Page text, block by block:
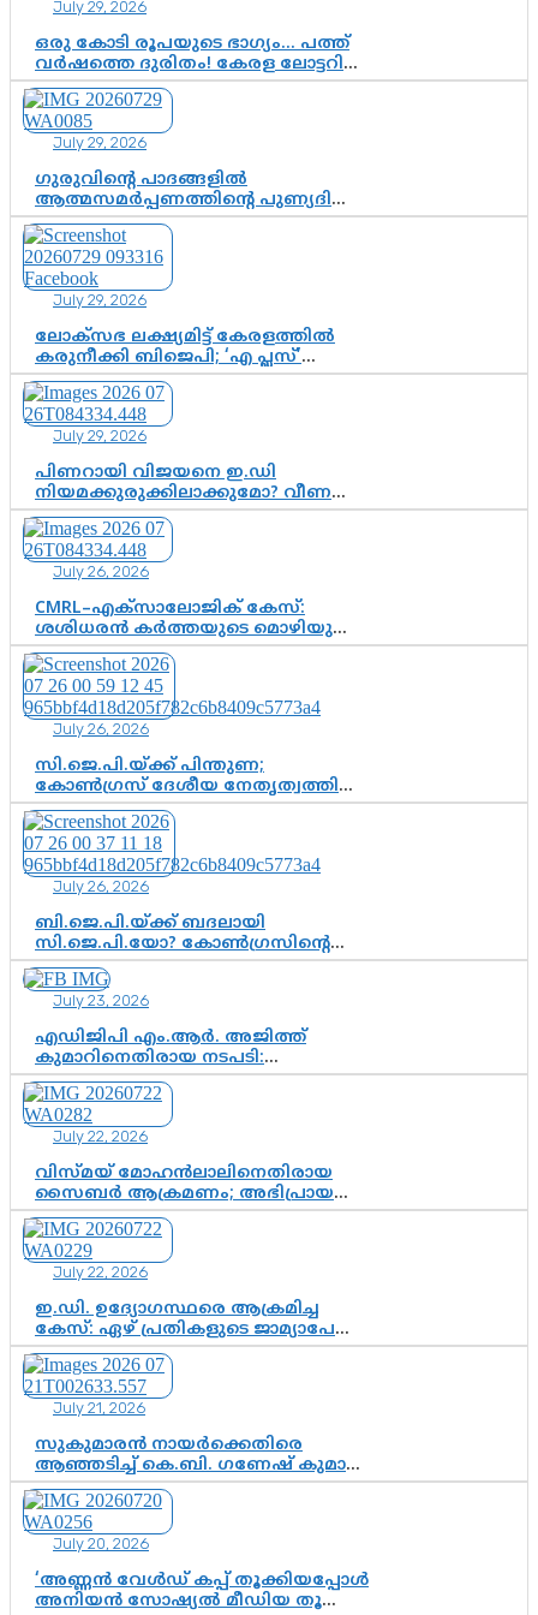
July 29, 2026
ഒരു കോടി രൂപയുടെ ഭാഗ്യം… പത്ത്
വർഷത്തെ ദുരിതം! കേരള ലോട്ടറി
സംവിധാനത്തെ ചോദ്യം ചെയ്ത്
കോയയുടെ പോരാട്ടം
July 29, 2026
ഗുരുവിന്റെ പാദങ്ങളിൽ
ആത്മസമർപ്പണത്തിന്റെ പുണ്യദിനം;
മാതാ അമൃതാനന്ദമയി മഠത്തിൽ
ഭക്തിസാന്ദ്രമായി ഗുരുപൂർണിമ
ആഘോഷം
July 29, 2026
ലോക്സഭ ലക്ഷ്യമിട്ട് കേരളത്തിൽ
കരുനീക്കി ബിജെപി; ‘എ പ്ലസ്’
മണ്ഡലങ്ങളിൽ പ്രമുഖരെ ഇറക്കി
കേന്ദ്രനേതൃത്വം, തിരുവനന്തപുരത്ത്
രാജീവ് ചന്ദ്രശേഖർ, ആറ്റിങ്ങലിൽ
കെ. സുരേന്ദ്രൻ; ആലപ്പുഴയിൽ
ശോഭാ സുരേന്ദ്രൻ..
July 29, 2026
പിണറായി വിജയനെ ഇ.ഡി
നിയമക്കുരുക്കിലാക്കുമോ? വീണ
വിജയൻ മാപ്പുസാക്ഷിയാകുമോ?
കർത്തയുടെ മൊഴി നിർണായക
വഴിത്തിരിവാകുമോ?
July 26, 2026
CMRL–എക്‌സാലോജിക് കേസ്:
ശശിധരൻ കർത്തയുടെ മൊഴിയുടെ
അടിസ്ഥാനത്തിൽ പിണറായി
വിജയനെ ചോദ്യം ചെയ്യുന്നതിൽ ഉടൻ
തീരുമാനം; വീണയ്‌ക്കെതിരെ
കൂടുതൽ തെളിവുകൾ പരിശോധിച്ച്
ഇഡി
July 26, 2026
സി.ജെ.പി.യ്ക്ക് പിന്തുണ;
കോൺഗ്രസ് ദേശീയ നേതൃത്വത്തിൽ
ആശങ്കയോ? പാർട്ടിക്കുള്ളിൽ
ഭിന്നാഭിപ്രായമെന്ന വിലയിരുത്തൽ
July 26, 2026
ബി.ജെ.പി.യ്ക്ക് ബദലായി
സി.ജെ.പി.യോ? കോൺഗ്രസിന്റെ
രാഷ്ട്രീയ ഇടം കൈവശപ്പെടുത്താൻ
സിജെപി ഉയർന്നുകഴിഞ്ഞോ?
ഇന്ത്യൻ രാഷ്ട്രീയത്തിലെ പുതിയ
വഴിത്തിരിവ്
July 23, 2026
എഡിജിപി എം.ആർ. അജിത്ത്
കുമാറിനെതിരായ നടപടി:
സസ്പെൻഷനിൽ ഒതുങ്ങുമോ,
അതോ കൂടുതൽ കടുത്ത
നടപടികളിലേക്കോ?
July 22, 2026
വിസ്മയ് മോഹൻലാലിനെതിരായ
സൈബർ ആക്രമണം; അഭിപ്രായ
സ്വാതന്ത്ര്യത്തെ നിശ്ശബ്ദമാക്കുന്ന
ഡിജിറ്റൽ ഗുണ്ടായിസത്തിന് അറുതി
വേണം
July 22, 2026
ഇ.ഡി. ഉദ്യോഗസ്ഥരെ ആക്രമിച്ച
കേസ്: ഏഴ് പ്രതികളുടെ ജാമ്യാപേക്ഷ
വീണ്ടും തള്ളി; അന്വേഷണം തുടരാൻ
കോടതി അനുമതി
July 21, 2026
സുകുമാരൻ നായർക്കെതിരെ
ആഞ്ഞടിച്ച് കെ.ബി. ഗണേഷ് കുമാർ,
വി.ഡി. സതീശന് പൂർണ പിന്തുണ
July 20, 2026
‘അണ്ണൻ വേൾഡ് കപ്പ് തൂക്കിയപ്പോൾ
അനിയൻ സോഷ്യൽ മീഡിയ തൂക്കി’;